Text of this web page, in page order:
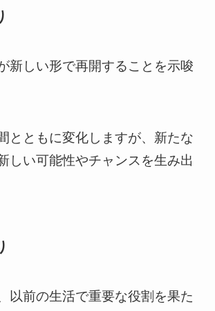
新しい形で再開することを示唆
とともに変化しますが、新たな
しい可能性やチャンスを生み出
以前の生活で重要な役割を果た